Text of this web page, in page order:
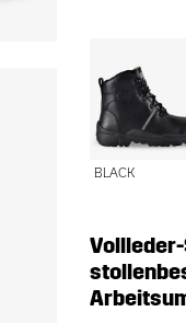
BLACK